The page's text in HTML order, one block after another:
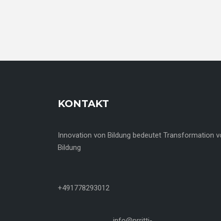
KONTAKT
Innovation von Bildung bedeutet Transformation
Bildung
+491778293012